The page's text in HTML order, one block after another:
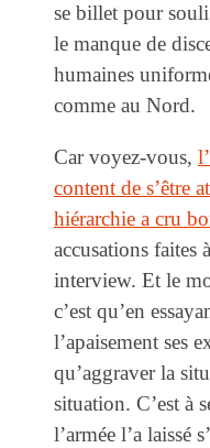
se billet pour
le manque de
humaines
comme au Nord.
Car voyez-vous,
content de s’être
hiérarchie a cru
accusations faites
interview. Et le
c’est qu’en
l’apaisement ses
qu’aggraver la
situation. C’est à
l’armée l’a laissé